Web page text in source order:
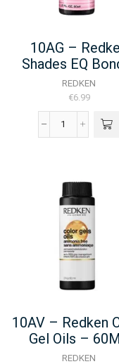
10AG –
Shades EQ
Inside – 60ML
REDKEN
€6.99
10AG
EQ
Bonder
Inside
60ML
aantal
10AV – Redken
Gel Oils –
REDKEN